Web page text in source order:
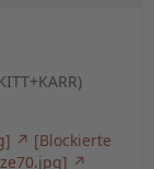
[Blockierte